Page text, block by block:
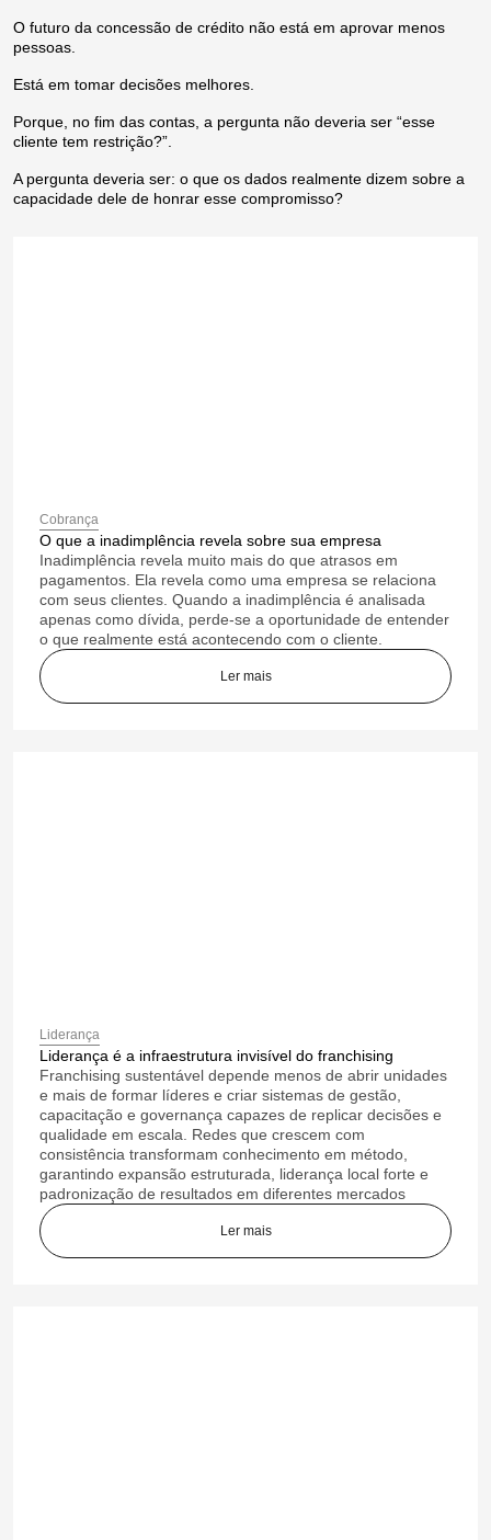
O futuro da concessão de crédito não está em aprovar menos
pessoas.
Está em tomar decisões melhores.
Porque, no fim das contas, a pergunta não deveria ser “esse
cliente tem restrição?”.
A pergunta deveria ser: o que os dados realmente dizem sobre a
capacidade dele de honrar esse compromisso?
Cobrança
O que a inadimplência revela sobre sua empresa
Inadimplência revela muito mais do que atrasos em
pagamentos. Ela revela como uma empresa se relaciona
com seus clientes. Quando a inadimplência é analisada
apenas como dívida, perde-se a oportunidade de entender
o que realmente está acontecendo com o cliente.
Ler mais
Liderança
Liderança é a infraestrutura invisível do franchising
Franchising sustentável depende menos de abrir unidades
e mais de formar líderes e criar sistemas de gestão,
capacitação e governança capazes de replicar decisões e
qualidade em escala. Redes que crescem com
consistência transformam conhecimento em método,
garantindo expansão estruturada, liderança local forte e
padronização de resultados em diferentes mercados
Ler mais